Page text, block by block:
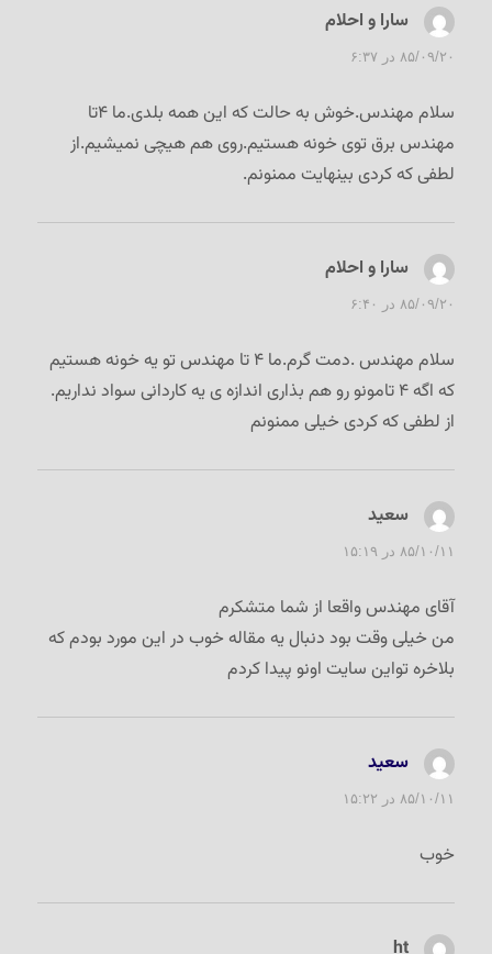
سارا و احلام
۸۵/۰۹/۲۰ در ۶:۳۷
سلام مهندس.خوش به حالت که این همه بلدی.ما ۴تا
مهندس برق توی خونه هستیم.روی هم هیچی نمیشیم.از
لطفی که کردی بینهایت ممنونم.
سارا و احلام
۸۵/۰۹/۲۰ در ۶:۴۰
سلام مهندس .دمت گرم.ما ۴ تا مهندس تو یه خونه هستیم
که اگه ۴ تامونو رو هم بذاری اندازه ی یه کاردانی سواد نداریم.
از لطفی که کردی خیلی ممنونم
سعید
۸۵/۱۰/۱۱ در ۱۵:۱۹
آقای مهندس واقعا از شما متشکرم
من خیلی وقت بود دنبال یه مقاله خوب در این مورد بودم که
بلاخره تواین سایت اونو پیدا کردم
سعید
۸۵/۱۰/۱۱ در ۱۵:۲۲
خوب